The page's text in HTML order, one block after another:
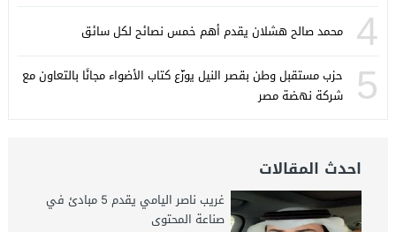
4 محمد صالح هشلان يقدم أهم خمس نصائح لكل سائق
5
حزب مستقبل وطن بقصر النيل يوزّع كتاب الأضواء مجانًا بالتعاون مع
شركة نهضة مصر
احدث المقالات
غريب ناصر اليامي يقدم 5 مبادئ في
صناعة المحتوى